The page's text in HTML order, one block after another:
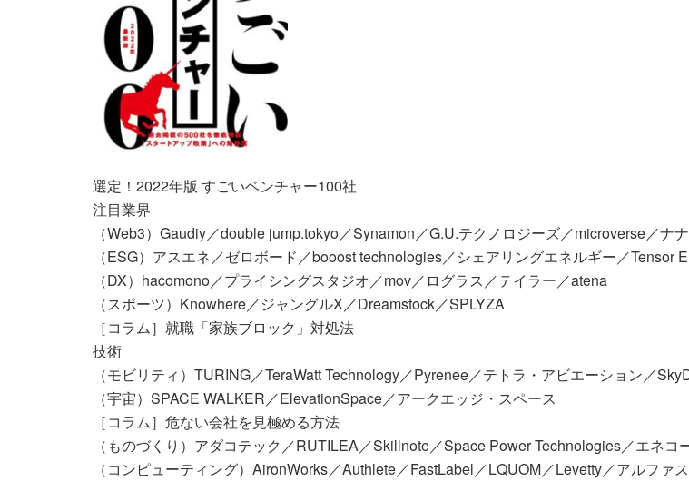
選定！2022年版 すごいベンチャー100社
注目業界
（Web3）Gaudiy／double jump.tokyo／Synamon／G.U.テクノロジーズ／microverse／ナ
（ESG）アスエネ／ゼロボード／booost technologies／シェアリングエネルギー／
（DX）hacomono／プライシングスタジオ／mov／ログラス／テイラー／atena
（スポーツ）Knowhere／ジャングルX／Dreamstock／SPLYZA
［コラム］就職「家族ブロック」対処法
技術
（モビリティ）TURING／TeraWatt Technology／Pyrenee／テトラ・アビエーション／
（宇宙）SPACE WALKER／ElevationSpace／アークエッジ・スペース
［コラム］危ない会社を見極める方法
（ものづくり）アダコテック／RUTILEA／Skillnote／Space Power Technologies／エネコ
（コンピューティング）AironWorks／Authlete／FastLabel／LQUOM／Levetty／アルファス